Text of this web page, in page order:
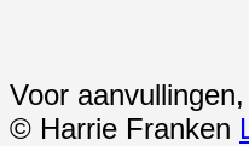
Voor
© Harrie Franken